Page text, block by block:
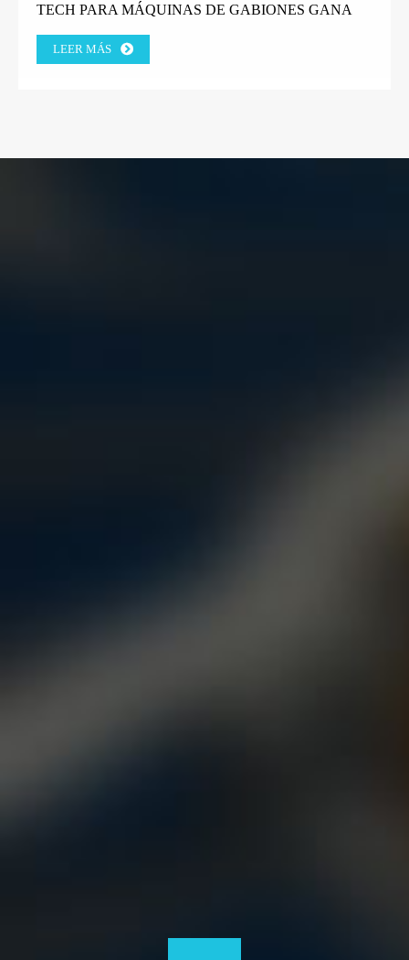
TECH PARA MÁQUINAS DE GABIONES GANA
GRIEGA.
LEER MÁS